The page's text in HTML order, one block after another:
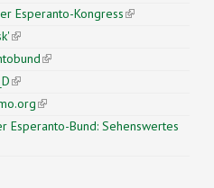
external)
Esperanto-Kongress(link is
(link is external)
(link is external)
(link is external)
(link is external)
Esperanto-Bund: Sehenswertes